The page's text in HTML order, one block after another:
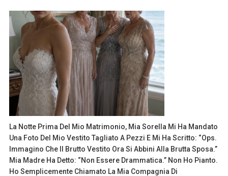
La Notte Prima Del Mio Matrimonio, Mia Sorella Mi Ha Mandato
Una Foto Del Mio Vestito Tagliato A Pezzi E Mi Ha Scritto: “Ops.
Immagino Che Il Brutto Vestito Ora Si Abbini Alla Brutta Sposa.”
Mia Madre Ha Detto: “Non Essere Drammatica.” Non Ho Pianto.
Ho Semplicemente Chiamato La Mia Compagnia Di